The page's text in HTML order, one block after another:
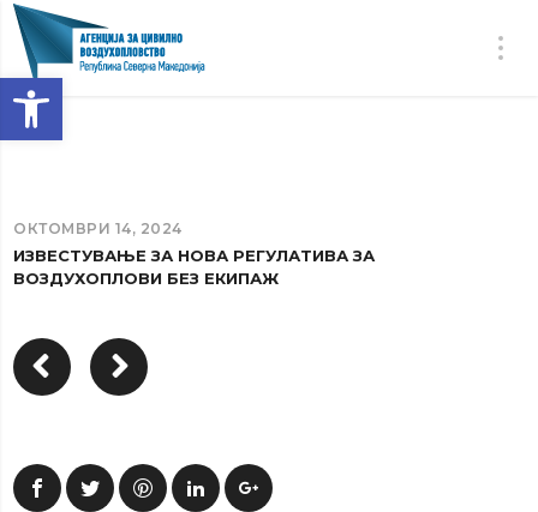
Open toolbar
ОКТОМВРИ 14, 2024
ИЗВЕСТУВАЊЕ ЗА НОВА РЕГУЛАТИВА ЗА
ВОЗДУХОПЛОВИ БЕЗ ЕКИПАЖ